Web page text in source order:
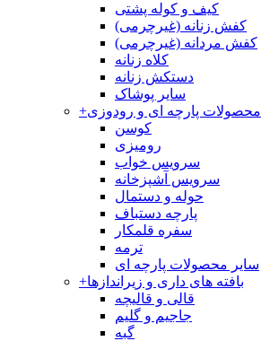
کیف و کوله پشتی
کفش زنانه (غیرچرمی)
کفش مردانه (غیرچرمی)
کلاه زنانه
دستکش زنانه
سایر پوشاک
+محصولات پارچه ای و رودوزی
کوسن
رومیزی
سرویس خواب
سرویس آشپزخانه
حوله و دستمال
پارچه دستباف
سفره قلمکار
ترمه
سایر محصولات پارچه ای
+بافته های داری و زیراندازها
قالی و قالیچه
جاجیم و گلیم
گبه